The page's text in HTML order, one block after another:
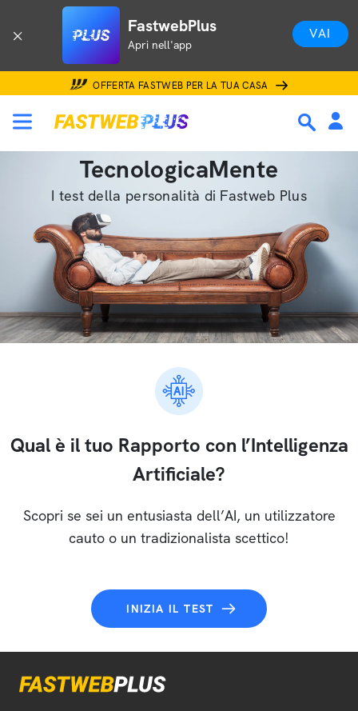
FastwebPlus
Apri nell'app
VAI
OFFERTA FASTWEB PER LA TUA CASA
TecnologicaMente
I test della personalità di Fastweb Plus
Qual è il tuo Rapporto con l’Intelligenza
Artificiale?
Scopri se sei un entusiasta dell’AI, un utilizzatore
cauto o un tradizionalista scettico!
INIZIA IL TEST